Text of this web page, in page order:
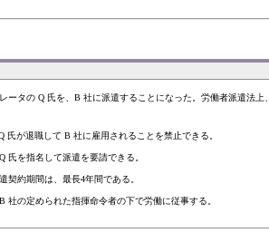
ータの Q 氏を、B 社に派遣することになった。労働者派遣法
氏が退職して B 社に雇用されることを禁止できる。
氏を指名して派遣を要請できる。
契約期間は、最長4年間である。
社の定められた指揮命令者の下で労働に従事する。